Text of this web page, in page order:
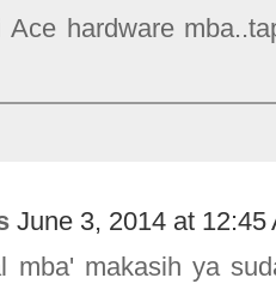
hardware
June 3, 2014 at 12:45
mba' makasih ya